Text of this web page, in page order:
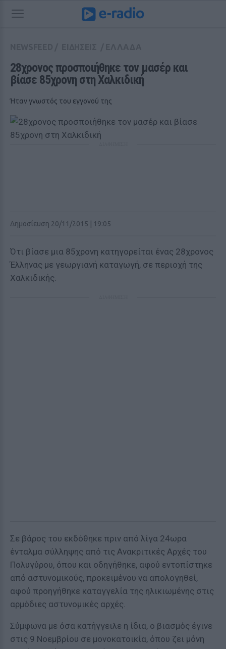
28χρονος προσποιήθηκε τον μασέρ και
βίασε 85χρονη στη Χαλκιδική
Ήταν γνωστός του εγγονού της
Δημοσίευση 20/11/2015 | 19:05
Ότι βίασε μια 85χρονη κατηγορείται ένας 28χρονος
Έλληνας με γεωργιανή καταγωγή, σε περιοχή της
Χαλκιδικής.
Σε βάρος του εκδόθηκε πριν από λίγα 24ωρα
ένταλμα σύλληψης από τις Ανακριτικές Αρχές του
Πολυγύρου, όπου και οδηγήθηκε, αφού εντοπίστηκε
από αστυνομικούς, προκειμένου να απολογηθεί,
αφού προηγήθηκε καταγγελία της ηλικιωμένης στις
αρμόδιες αστυνομικές αρχές.
Σύμφωνα με όσα κατήγγειλε η ίδια, ο βιασμός έγινε
στις 9 Νοεμβρίου σε μονοκατοικία, όπου ζει μόνη